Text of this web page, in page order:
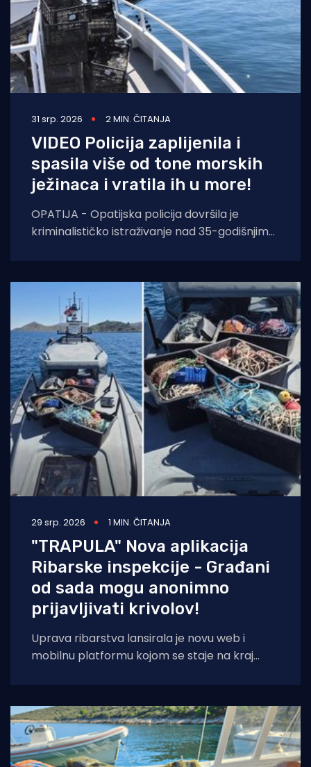
31 srp. 2026 2 MIN. ČITANJA
VIDEO Policija zaplijenila i
spasila više od tone morskih
ježinaca i vratila ih u more!
OPATIJA - Opatijska policija dovršila je
kriminalističko istraživanje nad 35-godišnjim
29 srp. 2026 1 MIN. ČITANJA
"TRAPULA" Nova aplikacija
Ribarske inspekcije - Građani
od sada mogu anonimno
prijavljivati krivolov!
Uprava ribarstva lansirala je novu web i
mobilnu platformu kojom se staje na kraj